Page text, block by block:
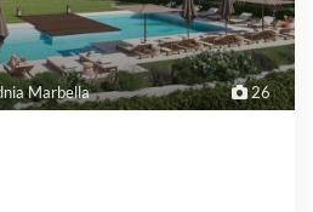
26
Marbella